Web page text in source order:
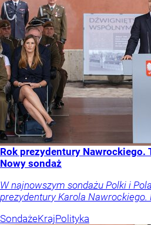
Rok prezydentury Nawrockiego.
Nowy sondaż
W najnowszym sondażu Polki i
prezydentury Karola
SondażeKrajPolityka